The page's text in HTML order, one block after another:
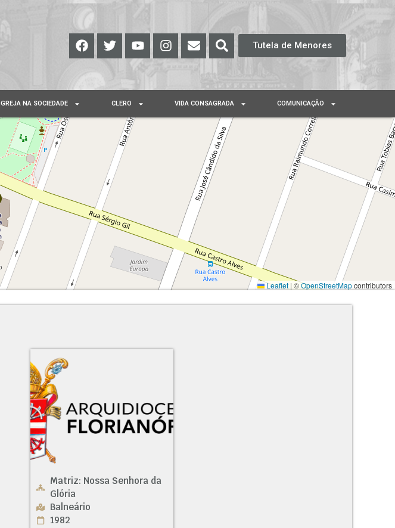
Tutela de Menores
IGREJA NA SOCIEDADE CLERO VIDA CONSAGRADA COMUNICAÇÃO
Leaflet | ©OpenStreetMapcontributors
Matriz: Nossa Senhora da
Glória
Balneário
1982